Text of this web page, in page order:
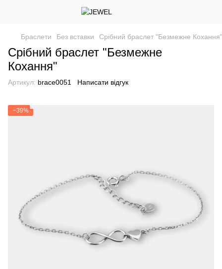
Браслети Без вставки Срібний браслет "Безмежне Кохання"
Срібний браслет "Безмежне
Кохання"
Артикул: brace0051 Написати відгук
−39%